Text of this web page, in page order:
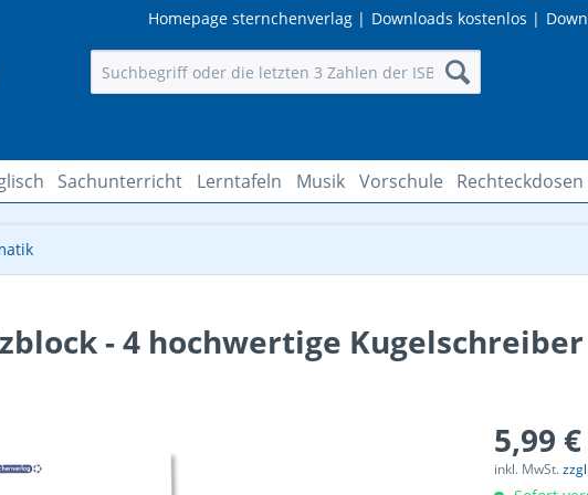
Downloads kostenlos |
Homepage sternchenverlag |
Sachunterricht Lerntafeln Musik Vorschule Rechteckdosen
- 4 hochwertige
5,99
inkl. MwSt.